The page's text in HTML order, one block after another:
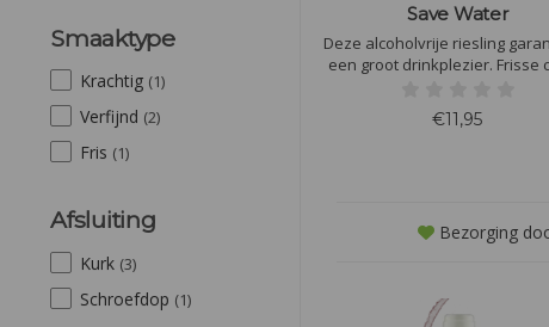
Smaaktype
Krachtig (1)
Verfijnd (2)
Fris (1)
Afsluiting
Kurk (3)
Schroefdop (1)
Save Water
Deze alcoholvrije riesling
een groot drinkplezier. Frisse
neus worden gevolgd door een
uitgebalanceerde smaak van
€11,95
Bezorging